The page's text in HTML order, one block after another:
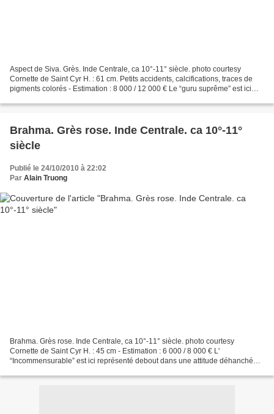
Aspect de Siva. Grès. Inde Centrale, ca 10°-11° siècle. photo courtesy
Cornette de Saint Cyr H. : 61 cm. Petits accidents, calcifications, traces de
pigments colorés - Estimation : 8 000 / 12 000 € Le “guru suprême” est ici
Brahma. Grès rose. Inde Centrale. ca 10°-11°
siècle
Publié le 24/10/2010 à 22:02
Par Alain Truong
Brahma. Grès rose. Inde Centrale, ca 10°-11° siècle. photo courtesy
Cornette de Saint Cyr H. : 45 cm - Estimation : 6 000 / 8 000 € L'
“Incommensurable” est ici représenté debout dans une attitude déhanchée